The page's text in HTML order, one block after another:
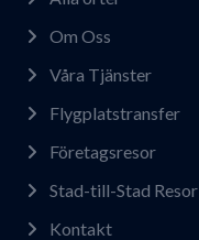
Om Oss
Våra Tjänster
Flygplatstransfer
Företagsresor
Stad-till-Stad Resor
Kontakt